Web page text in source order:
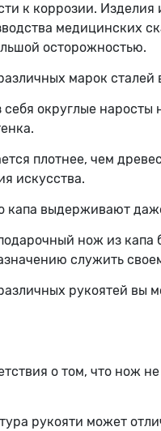
к коррозии.
медицинских
осторожностью.
марок
себя округлые
плотнее, чем
искусства.
капа выдерживают
нож из
служить
рукоятей вы
о том, что нож
рукояти может